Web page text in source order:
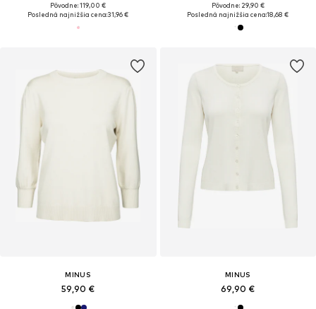
Pôvodne: 119,00 €
Posledná najnižšia cena:31,96 €
Pôvodne: 29,90 €
Posledná najnižšia cena:18,68 €
MINUS
59,90 €
MINUS
69,90 €